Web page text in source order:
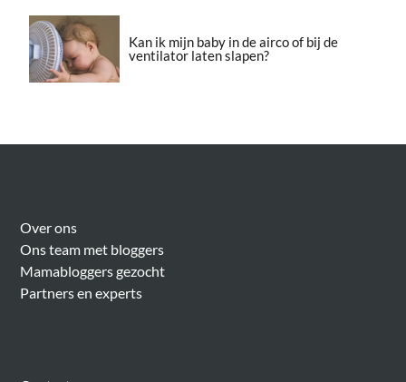
Kan ik mijn baby in de airco of bij de
ventilator laten slapen?
Over ons
Ons team met bloggers
Mamabloggers gezocht
Partners en experts